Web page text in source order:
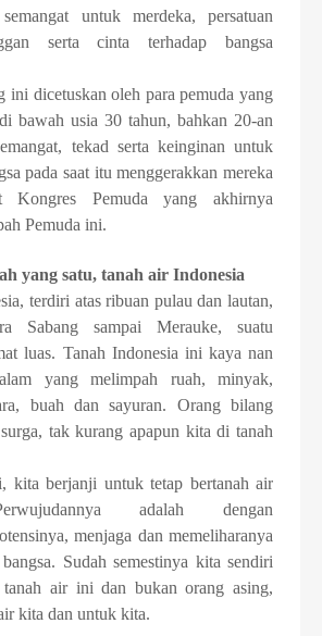
untuk merdeka, persatuan
serta cinta terhadap bangsa
ini dicetuskan oleh para pemuda yang
bawah usia 30 tahun, bahkan 20-an
tekad serta keinginan untuk
pada saat itu menggerakkan mereka
Kongres Pemuda yang akhirnya
Pemuda ini.
yang satu, tanah air Indonesia
terdiri atas ribuan pulau dan lautan,
Sabang sampai Merauke, suatu
luas. Tanah Indonesia ini kaya nan
yang melimpah ruah, minyak,
buah dan sayuran. Orang bilang
tak kurang apapun kita di tanah
kita berjanji untuk tetap bertanah air
adalah dengan
menjaga dan memeliharanya
Sudah semestinya kita sendiri
tanah air ini dan bukan orang asing,
kita dan untuk kita.